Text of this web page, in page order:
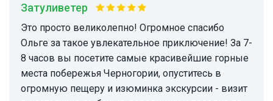
Затуливетер
Это просто великолепно! Огромное спасибо
Ольге за такое увлекательное приключение! За 7-
8 часов вы посетите самые красивейшие горные
места побережья Черногории, опуститесь в
огромную пещеру и изюминка экскурсии - визит